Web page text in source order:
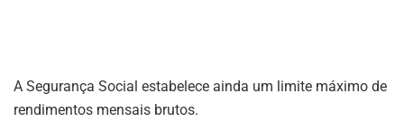
A Segurança Social estabelece ainda um limite máximo de
rendimentos mensais brutos.